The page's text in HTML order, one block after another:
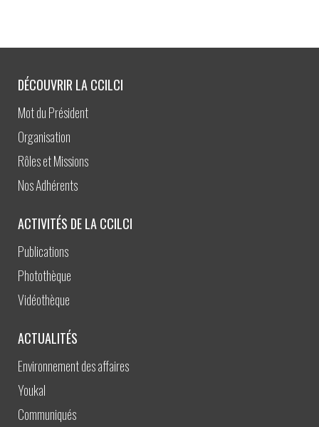
DÉCOUVRIR LA CCILCI
Mot du Président
Organisation
Rôles et Missions
Nos Adhérents
ACTIVITÉS DE LA CCILCI
Publications
Photothèque
Vidéothèque
ACTUALITÉS
Environnement des affaires
Youkal
Communiqués